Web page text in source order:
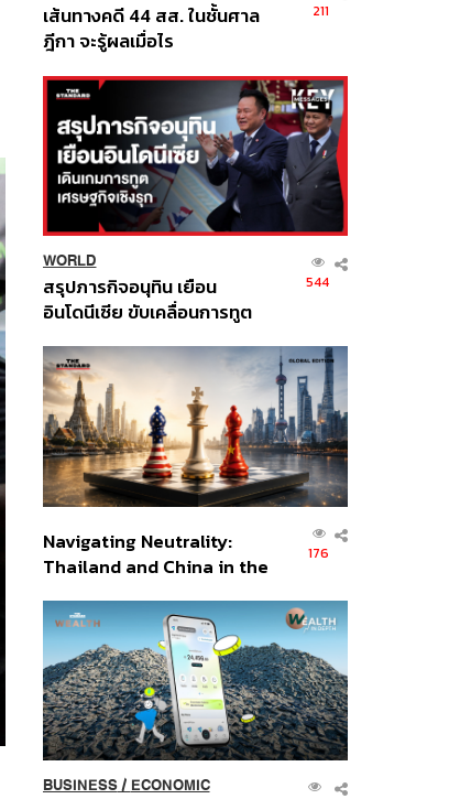
เส้นทางคดี 44 สส. ในชั้นศาล
ฎีกา จะรู้ผลเมื่อไร
211
WORLD
สรุปภารกิจอนุทิน เยือน
อินโดนีเซีย ขับเคลื่อนการทูต
ส่วนยุทธศาสตร์ไทย –
อินโดนีเซีย
544
Navigating Neutrality:
Thailand and China in the
Order
176
BUSINESS/ ECONOMIC